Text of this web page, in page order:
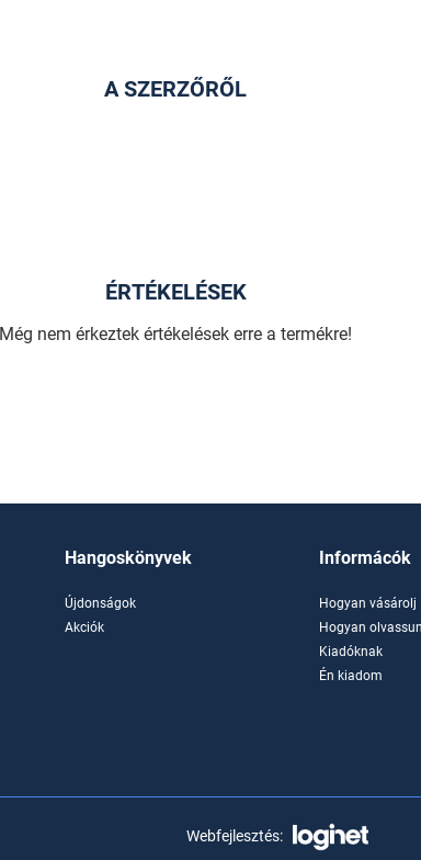
A SZERZŐRŐL
ÉRTÉKELÉSEK
Még nem érkeztek értékelések erre a termékre!
Hangoskönyvek
Újdonságok
Akciók
Informácók
Hogyan vásárolj
Hogyan
Kiadóknak
Én kiadom
Webfejlesztés: